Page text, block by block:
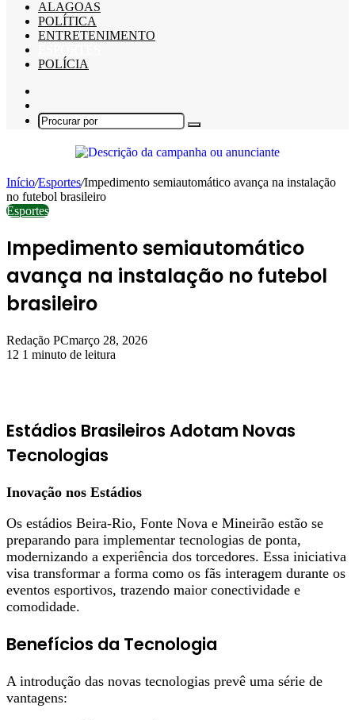
ALAGOAS
POLÍTICA
ENTRETENIMENTO
POLÍCIA
skin
Procurar
Início/Esportes/Impedimento semiautomático avança na instalação
no futebol brasileiro
Esportes
Impedimento semiautomático
avança na instalação no futebol
brasileiro
Redação PCmarço 28, 2026
12 1 minuto de leitura
Estádios Brasileiros Adotam Novas
Tecnologias
Inovação nos Estádios
Os estádios Beira-Rio, Fonte Nova e Mineirão estão se
preparando para implementar tecnologias de ponta,
modernizando a experiência dos torcedores. Essa iniciativa
visa transformar a forma como os fãs interagem durante os
eventos esportivos, trazendo maior conectividade e
comodidade.
Benefícios da Tecnologia
A introdução das novas tecnologias prevê uma série de
vantagens: